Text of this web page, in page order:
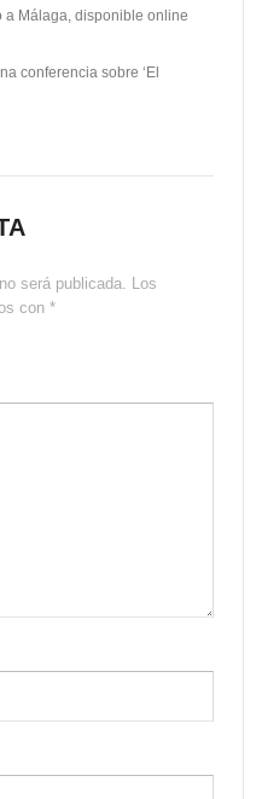
a Málaga, disponible online
conferencia sobre ‘El
será publicada. Los
con *